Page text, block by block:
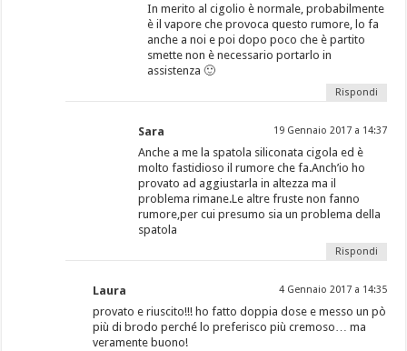
In merito al cigolio è normale, probabilmente
è il vapore che provoca questo rumore, lo fa
anche a noi e poi dopo poco che è partito
smette non è necessario portarlo in
assistenza 🙂
Rispondi
Sara 19 Gennaio 2017 a 14:37
Anche a me la spatola siliconata cigola ed è
molto fastidioso il rumore che fa.Anch’io ho
provato ad aggiustarla in altezza ma il
problema rimane.Le altre fruste non fanno
rumore,per cui presumo sia un problema della
spatola
Rispondi
Laura 4 Gennaio 2017 a 14:35
provato e riuscito!!! ho fatto doppia dose e messo un pò
più di brodo perché lo preferisco più cremoso… ma
veramente buono!